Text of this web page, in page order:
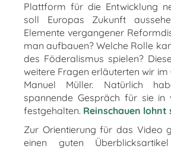
Plattform für die Entwicklung
soll Europas Zukunft
Elemente vergangener
man aufbauen? Welche Rolle
des Föderalismus spielen?
weitere Fragen erläuterten wir im
Manuel Müller. Natürlich
spannende Gespräch für sie in
festgehalten. Reinschauen lohnt
Zur Orientierung für das Video
einen guten